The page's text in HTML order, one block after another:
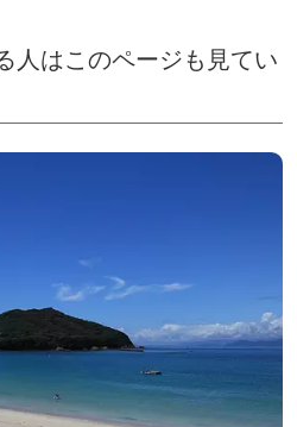
人はこのページも見てい